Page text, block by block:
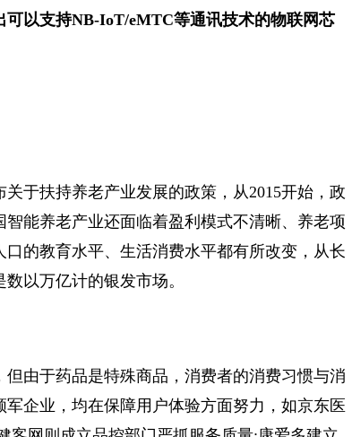
以支持NB-IoT/eMTC等通讯技术的物联网芯
于扶持养老产业发展的政策，从2015开始，政
能养老产业还面临着盈利模式不清晰、养老项
的教育水平、生活消费水平都有所改变，从长
以万亿计的银发市场。
由于药品是特殊商品，消费者的消费习惯与消
企业，均在保障用户体验方面努力，如京东医